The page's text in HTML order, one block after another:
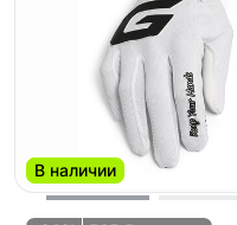
В наличии